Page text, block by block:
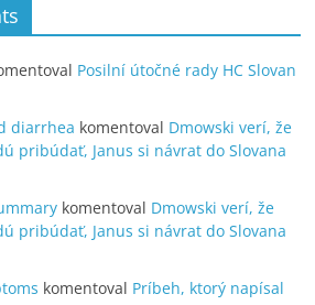
Posilní útočné rady HC Slovan
diarrhea komentoval Dmowski verí, že
pribúdať, Janus si návrat do Slovana
komentoval Dmowski verí, že
pribúdať, Janus si návrat do Slovana
komentoval Príbeh, ktorý napísal